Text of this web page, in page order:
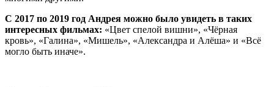
С 2017 по 2019 год Андрея можно было увидеть в таких
интересных фильмах: «Цвет спелой вишни», «Чёрная
кровь», «Галина», «Мишель», «Александра и Алёша» и «Всё
могло быть иначе».